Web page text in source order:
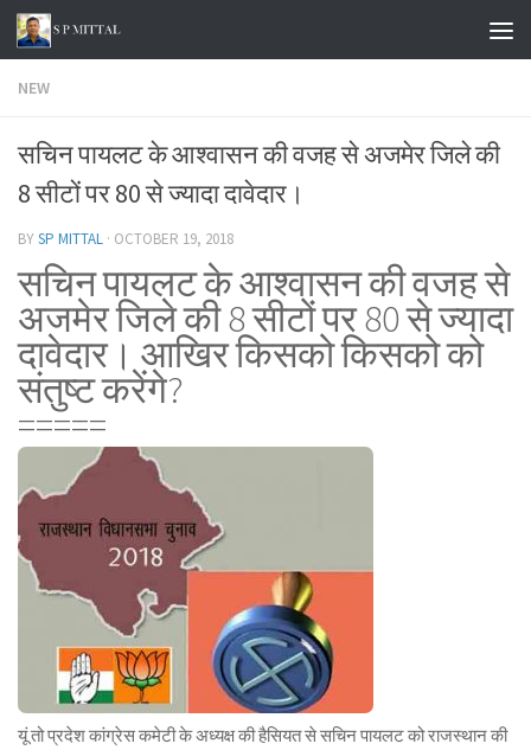
Skip to content
NEW
सचिन पायलट के आश्वासन की वजह से अजमेर जिले की
8 सीटों पर 80 से ज्यादा दावेदार।
BYSP MITTAL · OCTOBER 19, 2018
सचिन पायलट के आश्वासन की वजह से
अजमेर जिले की 8 सीटों पर 80 से ज्यादा
दावेदार। आखिर किसको किसको को
संतुष्ट करेंगे?
=====
यूं तो प्रदेश कांग्रेस कमेटी के अध्यक्ष की हैसियत से सचिन पायलट को राजस्थान की